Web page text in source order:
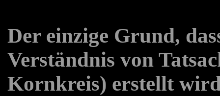
Der einzige Grund,
Verständnis von
Kornkreis) erstellt